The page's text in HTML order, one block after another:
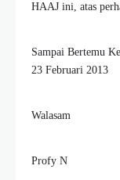
HAAJ ini, atas
Sampai Bertemu
23 Februari 2013
Walasam
Profy N